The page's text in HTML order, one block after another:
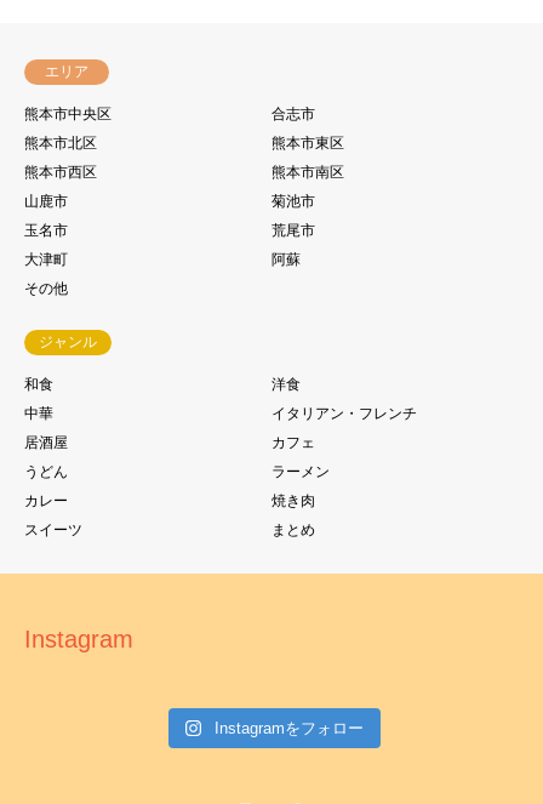
エリア
熊本市中央区
合志市
熊本市北区
熊本市東区
熊本市西区
熊本市南区
山鹿市
菊池市
玉名市
荒尾市
大津町
阿蘇
その他
ジャンル
和食
洋食
中華
イタリアン・フレンチ
居酒屋
カフェ
うどん
ラーメン
カレー
焼き肉
スイーツ
まとめ
Instagram
Instagramをフォロー